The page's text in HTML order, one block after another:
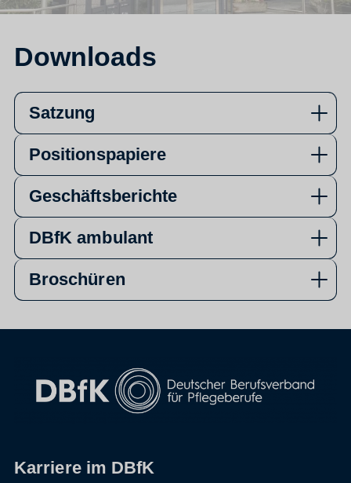
Downloads
Satzung
Positionspapiere
Geschäftsberichte
DBfK ambulant
Broschüren
Karriere im DBfK